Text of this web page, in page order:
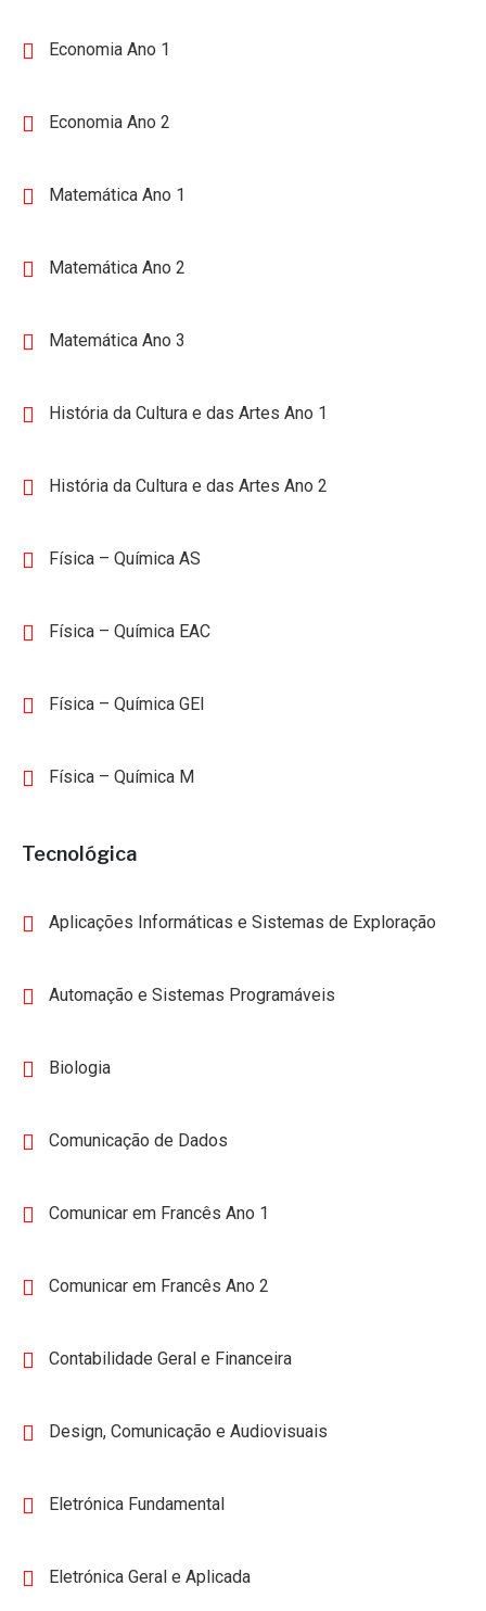
Economia Ano 1
Economia Ano 2
Matemática Ano 1
Matemática Ano 2
Matemática Ano 3
História da Cultura e das Artes Ano 1
História da Cultura e das Artes Ano 2
Física – Química AS
Física – Química EAC
Física – Química GEI
Física – Química M
Tecnológica
Aplicações Informáticas e Sistemas de Exploração
Automação e Sistemas Programáveis
Biologia
Comunicação de Dados
Comunicar em Francês Ano 1
Comunicar em Francês Ano 2
Contabilidade Geral e Financeira
Design, Comunicação e Audiovisuais
Eletrónica Fundamental
Eletrónica Geral e Aplicada